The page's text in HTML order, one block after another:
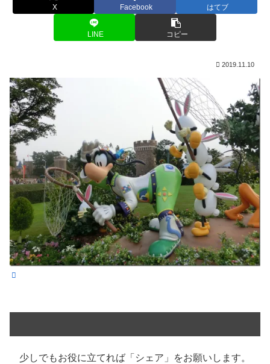
X Facebook はてブ
LINE コピー
2019.11.10
少しでもお役に立てれば「シェア」をお願いします。